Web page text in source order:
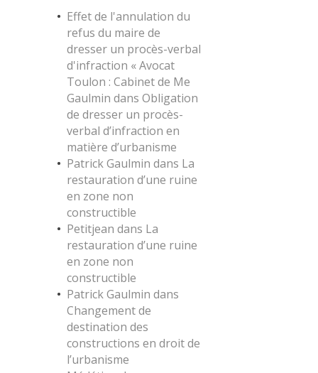
Effet de l'annulation du
refus du maire de
dresser un procès-verbal
d'infraction « Avocat
Toulon : Cabinet de Me
Gaulmin dans Obligation
de dresser un procès-
verbal d’infraction en
matière d’urbanisme
Patrick Gaulmin dans La
restauration d’une ruine
en zone non
constructible
Petitjean dans La
restauration d’une ruine
en zone non
constructible
Patrick Gaulmin dans
Changement de
destination des
constructions en droit de
l’urbanisme